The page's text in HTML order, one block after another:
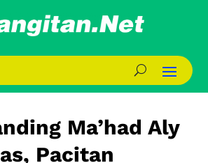
Ma’had Aly
Pacitan